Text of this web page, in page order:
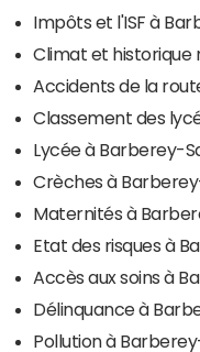
Impôts et l'ISF à
Climat et historique
Accidents de la
Classement des
Lycée à Barberey-
Crèches à
Maternités à
Etat des risques à
Accès aux soins à
Délinquance à
Pollution à